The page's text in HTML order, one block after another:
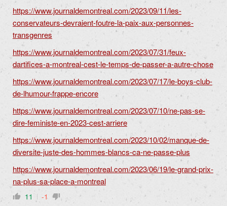
https://www.journaldemontreal.com/2023/09/11/les-
conservateurs-devraient-foutre-la-paix-aux-personnes-
transgenres
https://www.journaldemontreal.com/2023/07/31/feux-
dartifices-a-montreal-cest-le-temps-de-passer-a-autre-chose
https://www.journaldemontreal.com/2023/07/17/le-boys-club-
de-lhumour-frappe-encore
https://www.journaldemontreal.com/2023/07/10/ne-pas-se-
dire-feministe-en-2023-cest-arriere
https://www.journaldemontreal.com/2023/10/02/manque-de-
diversite-juste-des-hommes-blancs-ca-ne-passe-plus
https://www.journaldemontreal.com/2023/06/19/le-grand-prix-
na-plus-sa-place-a-montreal
11 -1